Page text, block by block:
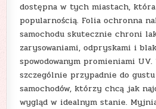
dostępna w tych miastach,
popularnością. Folia ochronna
samochodu skutecznie chroni
zarysowaniami, odpryskami i
spowodowanym promieniami
szczególnie przypadnie do
samochodów, którzy chcą jak
wygląd w idealnym stanie.